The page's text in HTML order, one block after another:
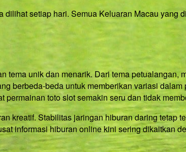
setiap hari. Semua Keluaran Macau yang
unik dan menarik. Dari tema petualangan,
berbeda-beda untuk memberikan variasi
toto slot semakin seru dan tidak
kreatif. Stabilitas jaringan hiburan daring tetap
informasi hiburan online kini sering dikaitkan